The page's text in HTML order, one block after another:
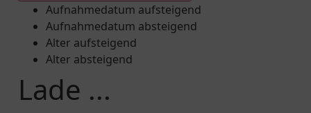
Aufnahmedatum aufsteigend
Aufnahmedatum absteigend
Alter aufsteigend
Alter absteigend
Lade ...